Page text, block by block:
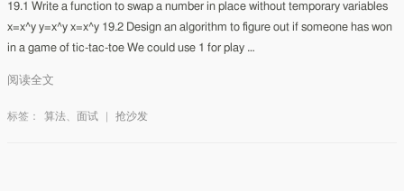
19.1 Write a function to swap a number in place without temporary variables
x=x^y y=x^y x=x^y 19.2 Design an algorithm to figure out if someone has won
in a game of tic-tac-toe We could use 1 for play …
阅读全文
标签： 算法 面试 抢沙发